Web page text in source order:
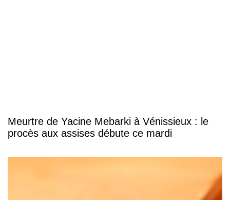
Meurtre de Yacine Mebarki à Vénissieux : le
procès aux assises débute ce mardi